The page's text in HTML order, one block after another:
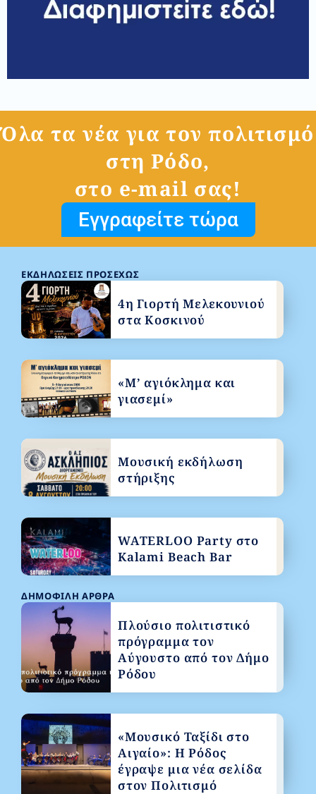
Όλα τα νέα για τον πολιτισμό
στη Ρόδο,
στο e-mail σας!
Εγγραφείτε τώρα
ΔΗΜΟΦΙΛΉ ΆΡΘΡΑ
Πλούσιο πολιτιστικό
πρόγραμμα τον
Αύγουστο από τον Δήμο
Ρόδου
«Μουσικό Ταξίδι στο
Αιγαίο»: Η Ρόδος
έγραψε μια νέα σελίδα
στον Πολιτισμό
ΕΚΔΗΛΏΣΕΙΣ ΠΡΟΣΕΧΏΣ
4η Γιορτή Μελεκουνιού
στα Κοσκινού
«Μ’ αγιόκλημα και
γιασεμί»
Μουσική εκδήλωση
στήριξης
WATERLOO Party στο
Kalami Beach Bar